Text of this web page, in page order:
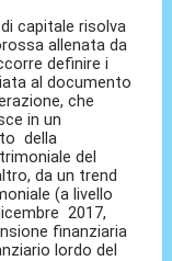
capitale risolva
allenata da
definire i
al documento
che
in un
della
del
da un trend
(a livello
2017,
finanziaria
lordo del